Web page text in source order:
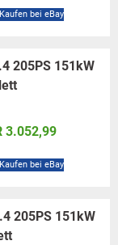
bei eBay
205PS 151kW
3.052,99
bei eBay
205PS 151kW